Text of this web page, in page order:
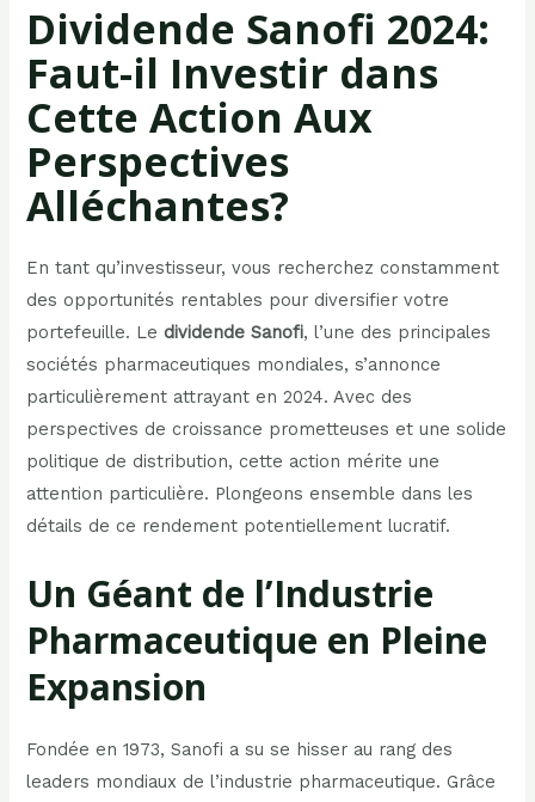
Dividende Sanofi 2024:
Faut-il Investir dans
Cette Action Aux
Perspectives
Alléchantes?
En tant qu’investisseur, vous recherchez constamment
des opportunités rentables pour diversifier votre
portefeuille. Ledividende Sanofi, l’une des principales
sociétés pharmaceutiques mondiales, s’annonce
particulièrement attrayant en 2024. Avec des
perspectives de croissance prometteuses et une solide
politique de distribution, cette action mérite une
attention particulière. Plongeons ensemble dans les
détails de ce rendement potentiellement lucratif.
Un Géant de l’Industrie
Pharmaceutique en Pleine
Expansion
Fondée en 1973, Sanofi a su se hisser au rang des
leaders mondiaux de l’industrie pharmaceutique. Grâce